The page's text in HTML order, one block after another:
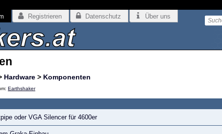
Registrieren Datenschutz Über uns
Hardware > Komponenten
Earthshaker
oder VGA Silencer für 4600er